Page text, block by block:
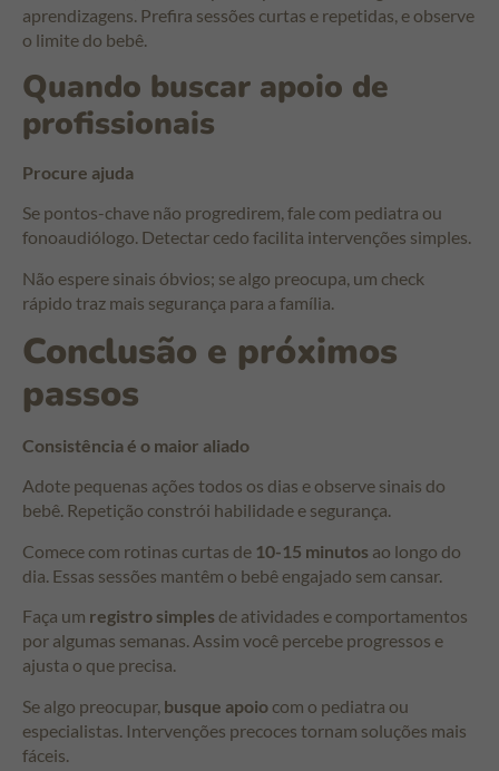
aprendizagens. Prefira sessões curtas e repetidas, e observe
o limite do bebê.
Quando buscar apoio de
profissionais
Procure ajuda
Se pontos-chave não progredirem, fale com pediatra ou
fonoaudiólogo. Detectar cedo facilita intervenções simples.
Não espere sinais óbvios; se algo preocupa, um check
rápido traz mais segurança para a família.
Conclusão e próximos
passos
Consistência é o maior aliado
Adote pequenas ações todos os dias e observe sinais do
bebê. Repetição constrói habilidade e segurança.
Comece com rotinas curtas de 10-15 minutos ao longo do
dia. Essas sessões mantêm o bebê engajado sem cansar.
Faça um registro simples de atividades e comportamentos
por algumas semanas. Assim você percebe progressos e
ajusta o que precisa.
Se algo preocupar, busque apoio com o pediatra ou
especialistas. Intervenções precoces tornam soluções mais
fáceis.